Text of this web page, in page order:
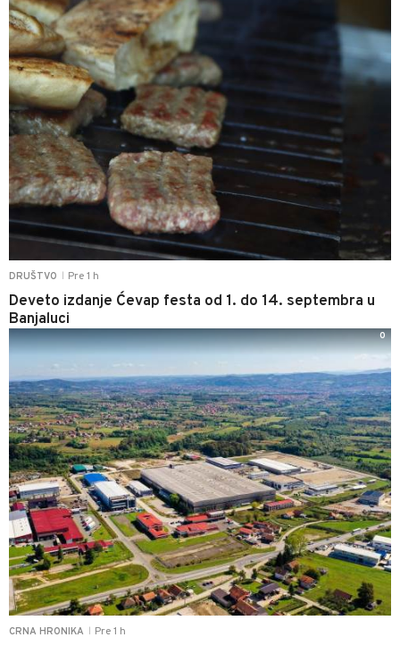
DRUŠTVO Pre 1 h
Deveto izdanje Ćevap festa od 1. do 14. septembra u
Banjaluci
CRNA HRONIKA Pre 1 h
0